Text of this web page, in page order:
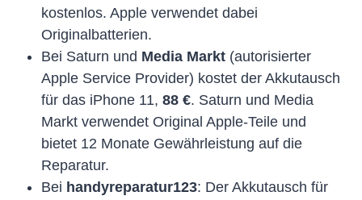
kostenlos. Apple verwendet dabei
Originalbatterien.
Bei Saturn und Media Markt (autorisierter
Apple Service Provider) kostet der Akkutausch
für das iPhone 11, 88 €. Saturn und Media
Markt verwendet Original Apple-Teile und
bietet 12 Monate Gewährleistung auf die
Reparatur.
Bei handyreparatur123: Der Akkutausch für